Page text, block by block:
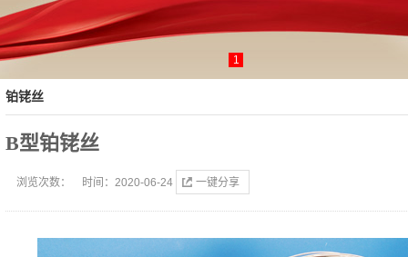
1
铂铑丝
B型铂铑丝
浏览次数： 时间：2020-06-24 一键分享